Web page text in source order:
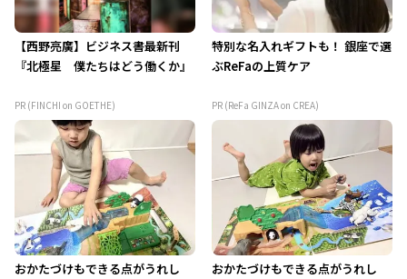
【西野亮廣】ビジネス書最新刊
『北極星 僕たちはどう働くか』
PR (FINCHI on GOETHE)
特別な名入れギフトも！ 銀座で選
ぶReFaの上質ケア
PR (ReFa GINZA on CREA)
おかたづけもできる点がうれし
おかたづけもできる点がうれし